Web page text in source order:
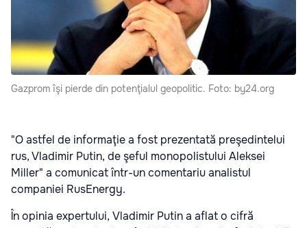
Gazprom îşi pierde din potenţialul geopolitic. Foto: by24.org
"O astfel de informaţie a fost prezentată preşedintelui
rus, Vladimir Putin, de şeful monopolistului Aleksei
Miller" a comunicat într-un comentariu analistul
companiei RusEnergy.
În opinia expertului, Vladimir Putin a aflat o cifră